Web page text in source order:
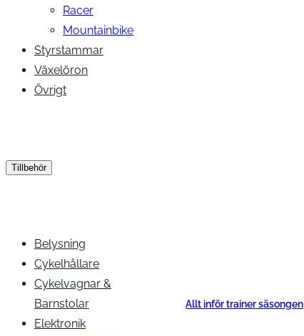
Racer
Mountainbike
Styrstammar
Växelöron
Övrigt
Tillbehör
Belysning
Cykelhållare
Cykelvagnar &
Barnstolar
Elektronik
Allt inför trainer säsongen